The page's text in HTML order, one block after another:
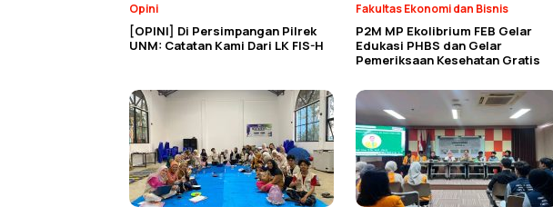
Opini
[OPINI] Di Persimpangan Pilrek
UNM: Catatan Kami Dari LK FIS-H
Fakultas Ekonomi dan Bisnis
P2M MP Ekolibrium FEB Gelar
Edukasi PHBS dan Gelar
Pemeriksaan Kesehatan Gratis